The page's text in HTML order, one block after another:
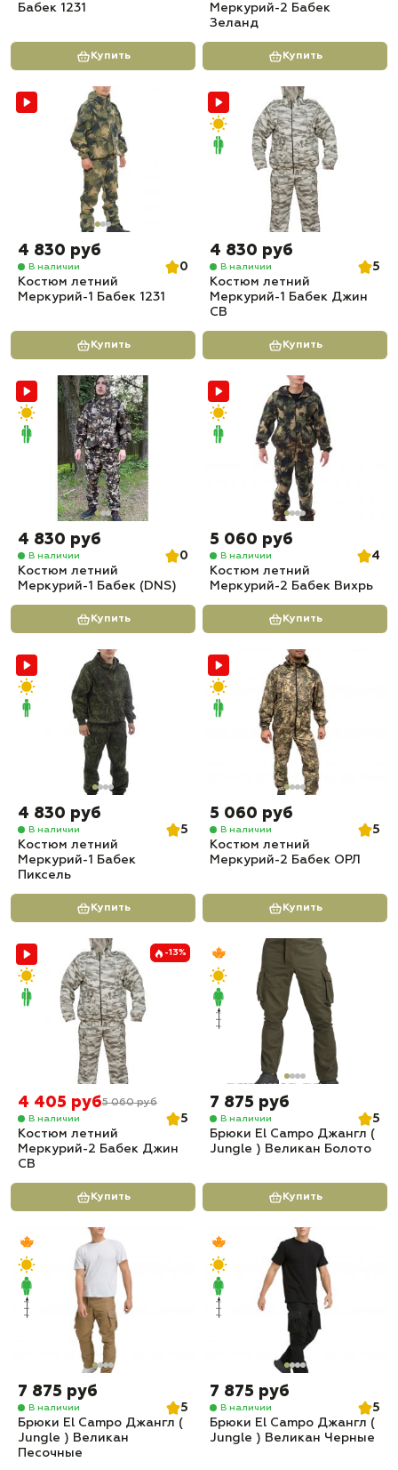
Бабек 1231
Купить
Меркурий-2 Бабек
Зеланд
Купить
4 830 руб
В наличии
0
Костюм летний
Меркурий-1 Бабек 1231
Купить
4 830 руб
В наличии
5
Костюм летний
Меркурий-1 Бабек Джин
СВ
Купить
4 830 руб
В наличии
0
Костюм летний
Меркурий-1 Бабек (DNS)
Купить
5 060 руб
В наличии
4
Костюм летний
Меркурий-2 Бабек Вихрь
Купить
4 830 руб
В наличии
5
Костюм летний
Меркурий-1 Бабек
Пиксель
Купить
5 060 руб
В наличии
5
Костюм летний
Меркурий-2 Бабек ОРЛ
Купить
-13%
4 405 руб5 060 руб
В наличии
5
Костюм летний
Меркурий-2 Бабек Джин
СВ
Купить
7 875 руб
В наличии
5
Брюки El Campo Джангл (
Jungle ) Великан Болото
Купить
7 875 руб
В наличии
5
Брюки El Campo Джангл (
Jungle ) Великан
Песочные
7 875 руб
В наличии
5
Брюки El Campo Джангл (
Jungle ) Великан Черные